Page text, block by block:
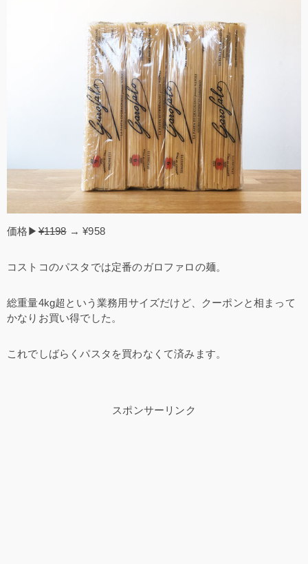
価格▶¥1198→ ¥958
コストコのパスタでは定番のガロファロの麺。
総重量4kg超という業務用サイズだけど、クーポンと相まって
かなりお買い得でした。
これでしばらくパスタを買わなくて済みます。
スポンサーリンク